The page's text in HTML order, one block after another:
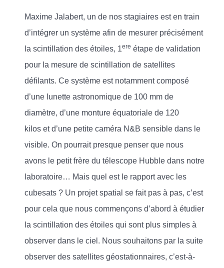
Maxime Jalabert, un de nos stagiaires est en train
d’intégrer un système afin de mesurer précisément
la scintillation des étoiles, 1ere étape de validation
pour la mesure de scintillation de satellites
défilants. Ce système est notamment composé
d’une lunette astronomique de 100 mm de
diamètre, d’une monture équatoriale de 120
kilos et d’une petite caméra N&B sensible dans le
visible. On pourrait presque penser que nous
avons le petit frère du télescope Hubble dans notre
laboratoire… Mais quel est le rapport avec les
cubesats ? Un projet spatial se fait pas à pas, c’est
pour cela que nous commençons d’abord à étudier
la scintillation des étoiles qui sont plus simples à
observer dans le ciel. Nous souhaitons par la suite
observer des satellites géostationnaires, c’est-à-